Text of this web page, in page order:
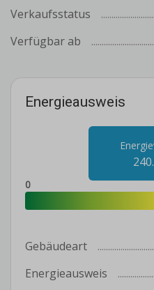
Verkaufsstatus
Verfügbar ab
Energieausweis
0
Gebäudeart
Energieausweis